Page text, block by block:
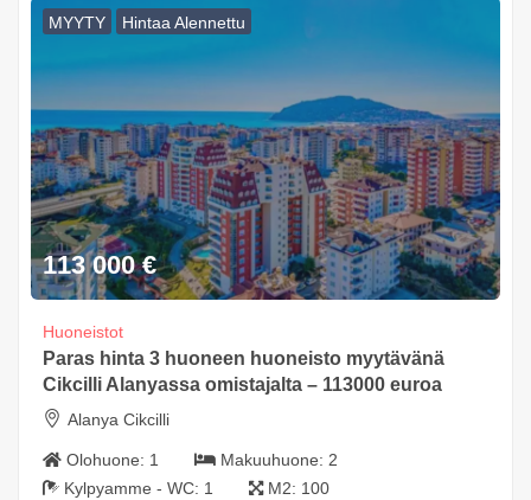
MYYTY Hintaa Alennettu
113 000 €
Huoneistot
Paras hinta 3 huoneen huoneisto myytävänä
Cikcilli Alanyassa omistajalta – 113000 euroa
Alanya Cikcilli
Olohuone: 1 Makuuhuone: 2
Kylpyamme - WC: 1 M2: 100